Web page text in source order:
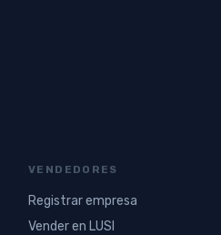
VENDEDORES
Registrar empresa
Vender en LUSI